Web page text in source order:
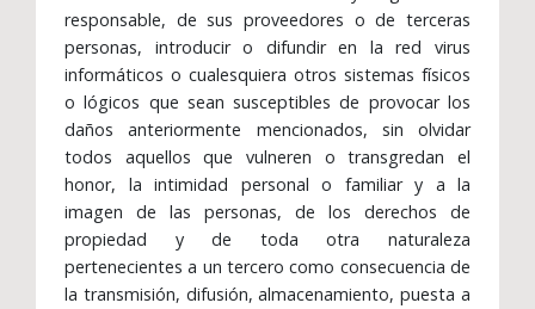
responsable, de sus proveedores o de terceras
personas, introducir o difundir en la red virus
informáticos o cualesquiera otros sistemas físicos
o lógicos que sean susceptibles de provocar los
daños anteriormente mencionados, sin olvidar
todos aquellos que vulneren o transgredan el
honor, la intimidad personal o familiar y a la
imagen de las personas, de los derechos de
propiedad y de toda otra naturaleza
pertenecientes a un tercero como consecuencia de
la transmisión, difusión, almacenamiento, puesta a